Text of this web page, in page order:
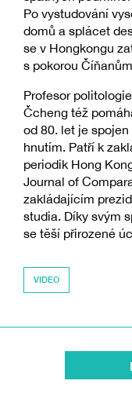
Po vystudování
domů a splácet
se v Hongkongu
s pokorou
Profesor
Čcheng též
od 80. let je
hnutím. Patří k
periodik Hong
Journal of
zakládajícím
studia. Díky svým
se těší přirozené
VIDEO